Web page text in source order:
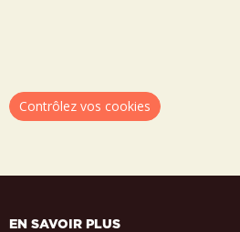
Contrôlez vos cookies
EN SAVOIR PLUS